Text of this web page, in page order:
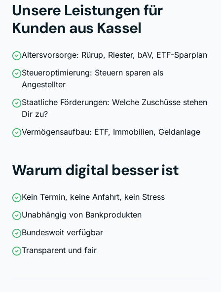
Unsere Leistungen für
Kunden aus Kassel
Altersvorsorge: Rürup, Riester, bAV, ETF-Sparplan
Steueroptimierung: Steuern sparen als
Angestellter
Staatliche Förderungen: Welche Zuschüsse stehen
Dir zu?
Vermögensaufbau: ETF, Immobilien, Geldanlage
Warum digital besser ist
Kein Termin, keine Anfahrt, kein Stress
Unabhängig von Bankprodukten
Bundesweit verfügbar
Transparent und fair